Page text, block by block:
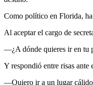
Como político en Florida, ha
Al aceptar el cargo de
—¿A dónde quieres ir en tu
Y respondió entre risas ante
—Quiero ir a un lugar